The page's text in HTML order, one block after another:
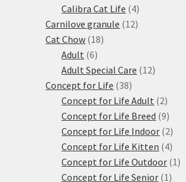
produkty
Calibra Cat Life 44
produkty
Carnilove granule 1212
Cat Chow 1818
Adult 66
produktů
Adult Special Care 1212
Concept for Life 3838
produktů
Concept for Life Adult 22
Concept for Life Breed 99
Concept for Life Indoor 22
Concept for Life Kitten 44
Concept for Life Outdoor 1 1
Concept for Life Senior 1 1